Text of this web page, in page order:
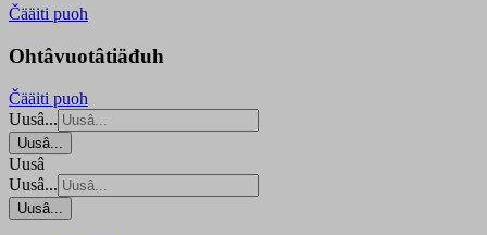
Čääiti puoh
Ohtâvuotâtiäđuh
Čääiti puoh
Uusâ...
Uusâ...
Uusâ
Uusâ...
Uusâ...